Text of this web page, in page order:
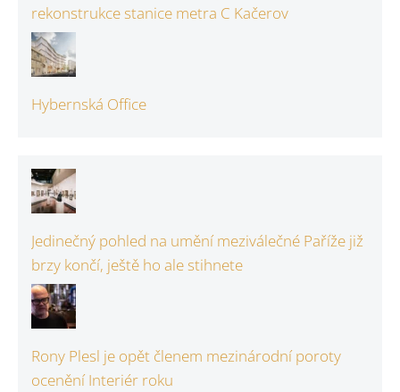
rekonstrukce stanice metra C Kačerov
Hybernská Office
Jedinečný pohled na umění meziválečné Paříže již
brzy končí, ještě ho ale stihnete
Rony Plesl je opět členem mezinárodní poroty
ocenění Interiér roku